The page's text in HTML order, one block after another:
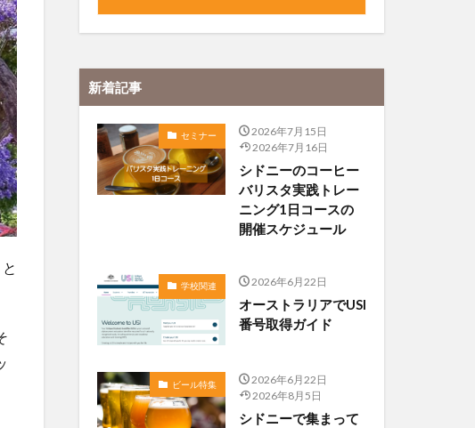
新着記事
セミナー
2026年7月15日
2026年7月16日
シドニーのコーヒー
バリスタ実践トレー
ニング1日コースの
開催スケジュール
学校関連 2026年6月22日
オーストラリアでUSI
番号取得ガイド
ビール特集
2026年6月22日
2026年8月5日
シドニーで集まって